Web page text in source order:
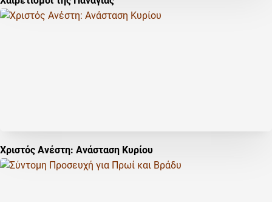
Χριστός Ανέστη: Ανάσταση Κυρίου